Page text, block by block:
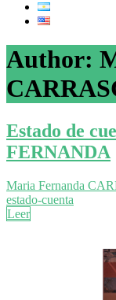
Author:
Estado de
FERNANDA
Maria Fernanda
estado-cuenta
Leer